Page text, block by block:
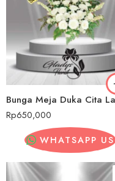
Rp650,000
WHATSAPP US